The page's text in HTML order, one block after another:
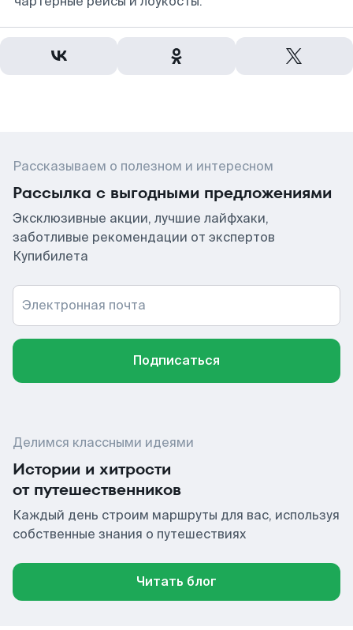
Рассказываем о полезном и интересном
Рассылка с выгодными предложениями
Эксклюзивные акции, лучшие лайфхаки,
заботливые рекомендации от экспертов
Купибилета
Электронная почта
Подписаться
Делимся классными идеями
Истории и хитрости
от путешественников
Каждый день строим маршруты для вас, используя
собственные знания о путешествиях
Читать блог